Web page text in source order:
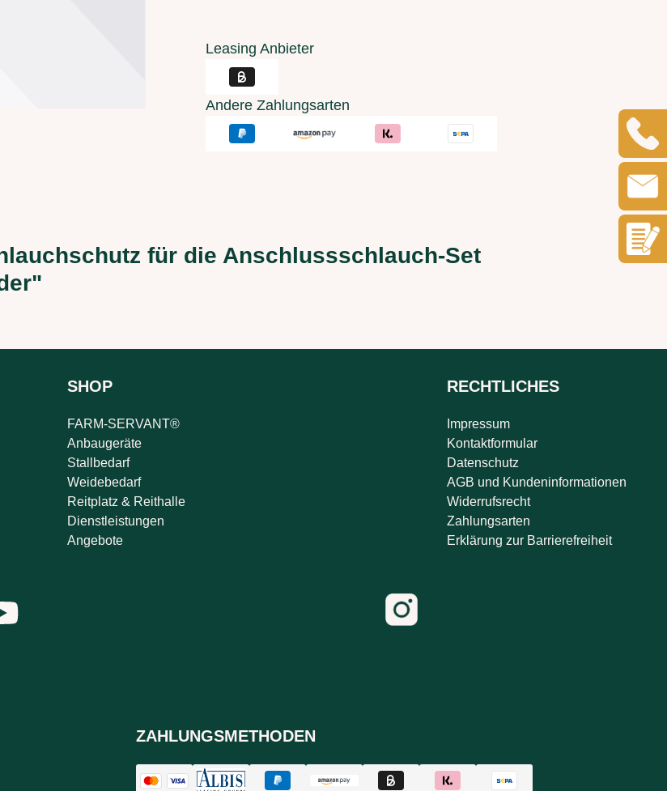
Leasing Anbieter
Andere Zahlungsarten
für die Anschlussschlauch-Set
SHOP
FARM-SERVANT®
Anbaugeräte
Stallbedarf
Weidebedarf
Reitplatz & Reithalle
Dienstleistungen
Angebote
RECHTLICHES
Impressum
Kontaktformular
Datenschutz
AGB und Kundeninformationen
Widerrufsrecht
Zahlungsarten
Erklärung zur Barrierefreiheit
ZAHLUNGSMETHODEN